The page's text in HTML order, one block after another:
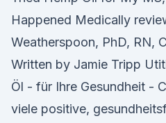
Happened Medically
Weatherspoon, PhD, RN,
Written by Jamie Tripp
Öl - für Ihre Gesundheit -
viele positive,